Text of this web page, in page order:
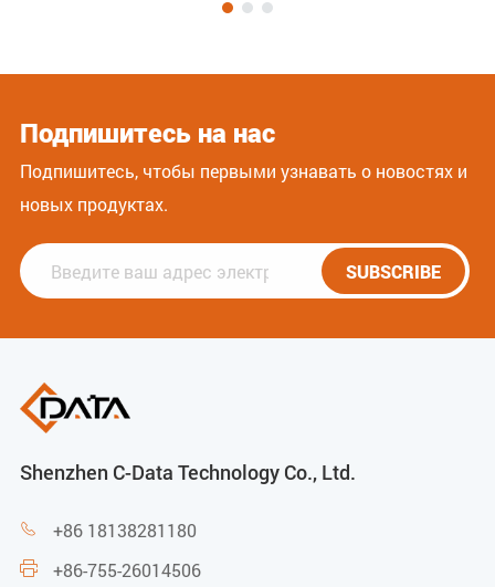
Подпишитесь на нас
Подпишитесь, чтобы первыми узнавать о новостях и
новых продуктах.
SUBSCRIBE
Shenzhen C-Data Technology Co., Ltd.
 +86 18138281180
 +86-755-26014506